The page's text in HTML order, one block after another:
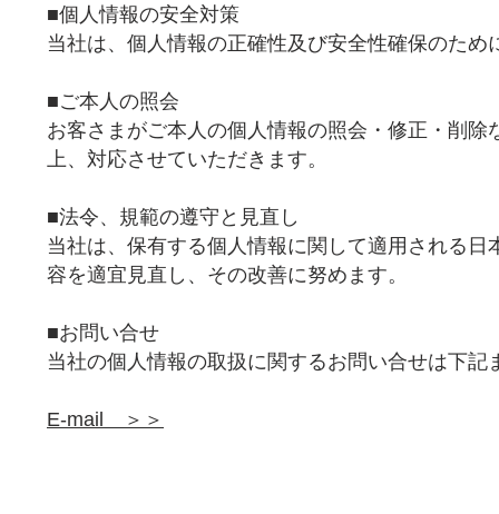
■個人情報の安全対策
当社は、個人情報の正確性及び安全性確保のた
■ご本人の照会
お客さまがご本人の個人情報の照会・修正・削
上、対応させていただきます。
■法令、規範の遵守と見直し
当社は、保有する個人情報に関して適用される
容を適宜見直し、その改善に努めます。
■お問い合せ
当社の個人情報の取扱に関するお問い合せは下記
E‐mail ＞＞